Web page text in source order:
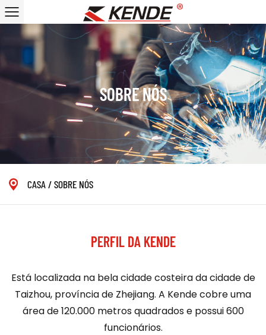
SOBRE NÓS
CASA/SOBRE NÓS
PERFIL DA KENDE
Está localizada na bela cidade costeira da cidade de
Taizhou, província de Zhejiang. A Kende cobre uma
área de 120.000 metros quadrados e possui 600
funcionários.